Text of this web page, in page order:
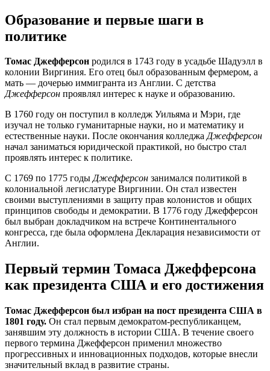
Образование и первые шаги в
политике
Томас Джефферсон родился в 1743 году в усадьбе Шадуэлл в
колонии Виргиния. Его отец был образованным фермером, а
мать — дочерью иммигранта из Англии. С детства
Джефферсон проявлял интерес к науке и образованию.
В 1760 году он поступил в колледж Уильяма и Мэри, где
изучал не только гуманитарные науки, но и математику и
естественные науки. После окончания колледжаДжефферсон
начал заниматься юридической практикой, но быстро стал
проявлять интерес к политике.
С 1769 по 1775 годыДжефферсон занимался политикой в
колониальной легислатуре Виргинии. Он стал известен
своими выступлениями в защиту прав колонистов и общих
принципов свободы и демократии. В 1776 году Джефферсон
был выбран докладчиком на встрече Континентального
конгресса, где была оформлена Декларация независимости от
Англии.
Первый термин Томаса Джефферсона
как президента США и его достижения
Томас Джефферсон был избран на пост президента США в
1801 году. Он стал первым демократом-республиканцем,
занявшим эту должность в истории США. В течение своего
первого термина Джефферсон применил множество
прогрессивных и инновационных подходов, которые внесли
значительный вклад в развитие страны.